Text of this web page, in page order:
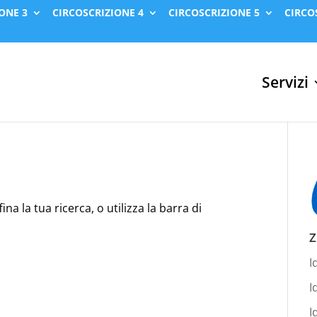
3 CIRCOSCRIZIONE 4 CIRCOSCRIZIONE 5
Servizi
la tua ricerca, o utilizza la barra di